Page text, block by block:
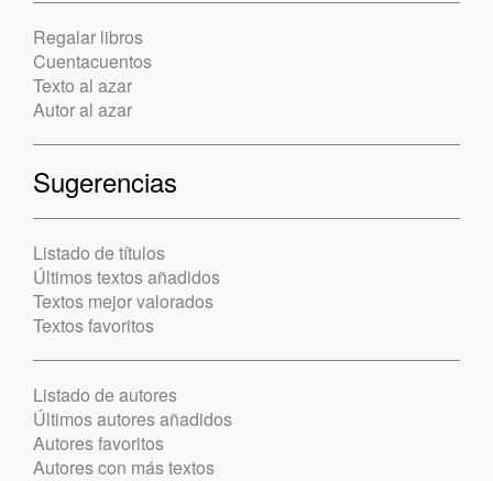
Regalar libros
Cuentacuentos
Texto al azar
Autor al azar
Sugerencias
Listado de títulos
Últimos textos añadidos
Textos mejor valorados
Textos favoritos
Listado de autores
Últimos autores añadidos
Autores favoritos
Autores con más textos